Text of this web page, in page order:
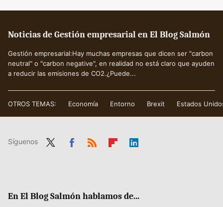
Noticias de Gestión empresarial en El Blog Salmón
Gestión empresarial:Hay muchas empresas que dicen ser "carbon
neutral" o "carbon negative", en realidad no está claro que ayuden
a reducir las emisiones de CO2.¿Puede...
OTROS TEMAS: Economía Entorno Brexit Estados
Síguenos
En El Blog Salmón hablamos de...